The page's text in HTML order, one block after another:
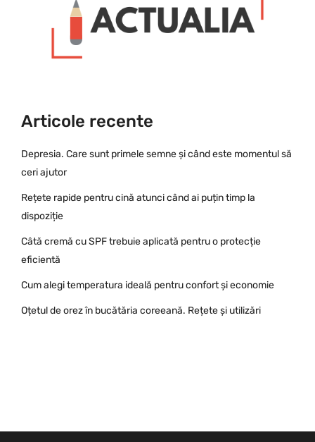
Articole recente
Depresia. Care sunt primele semne și când este momentul să
ceri ajutor
Rețete rapide pentru cină atunci când ai puțin timp la
dispoziție
Câtă cremă cu SPF trebuie aplicată pentru o protecție
eficientă
Cum alegi temperatura ideală pentru confort și economie
Oțetul de orez în bucătăria coreeană. Rețete și utilizări